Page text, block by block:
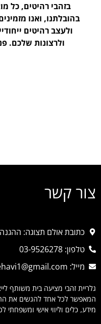
בזהבי רהיטים, כל
בהובלתנו, ואנו
ולעצב רהיטים
ולרצונות שלכם.
צור קשר
כתובת אולם תצוגה: ההגנה 26, ראשון
טלפון: 03-9526278
מייל: ilanzehavi1@gmail.com
גלריית זהבי מציעה בית משותף
המאפשר לכל אחד להגשים את
מידע, כלים וליווי אישי ומשפחתי